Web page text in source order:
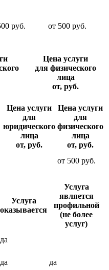
руб. от 500 руб.
Цена услуги
для физического
лица
от, руб.
Цена услуги
для
юридического
лица
от, руб.
Цена услуги
для
физического
лица
от, руб.
от 500 руб.
Услуга
оказывается
Услуга
является
профильной
(не более
услуг)
да
да да